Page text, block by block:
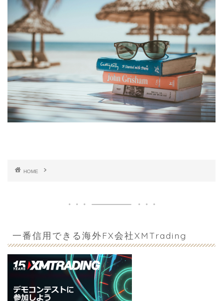
HOME
一番信用できる海外FX会社XMTrading